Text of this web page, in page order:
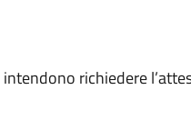
richiedere